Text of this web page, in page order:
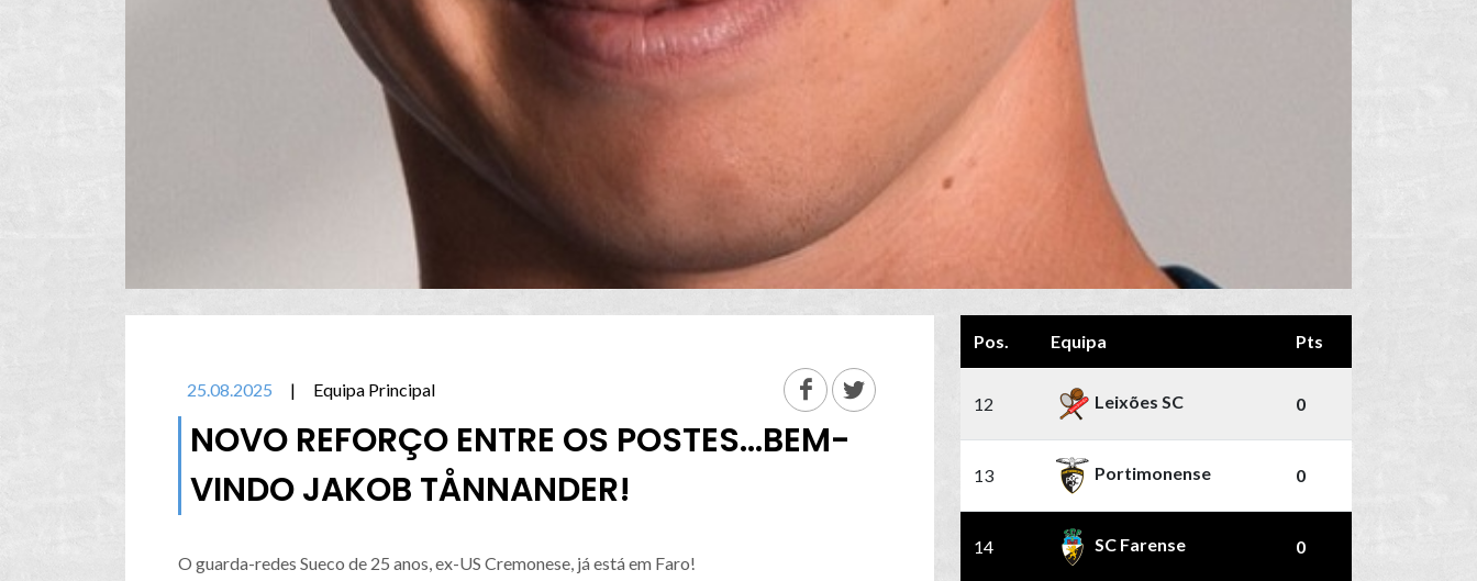
25.08.2025 | Equipa Principal
NOVO REFORÇO ENTRE OS POSTES...BEM-
VINDO JAKOB TÅNNANDER!
O guarda-redes Sueco de 25 anos, ex-US Cremonese, já está em Faro!
Pos. Equipa Pts
12 Leixões SC 0
13 Portimonense 0
14 SC Farense 0